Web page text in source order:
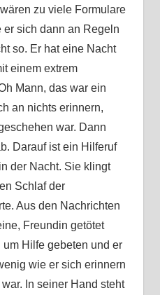
zu viele Formulare
er sich dann an Regeln
so. Er hat eine Nacht
einem extrem
Mann, das war ein
an nichts erinnern,
war. Dann
Darauf ist ein Hilferuf
der Nacht. Sie klingt
Schlaf der
Aus den Nachrichten
Freundin getötet
Hilfe gebeten und er
wie er sich erinnern
In seiner Hand steht